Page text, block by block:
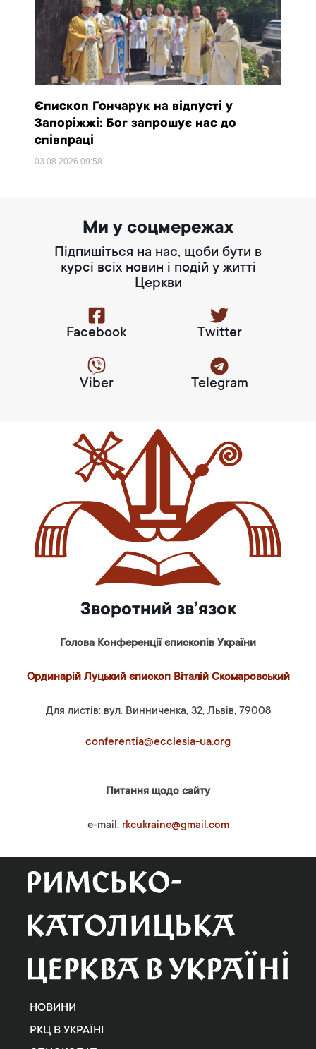
Єпископ Гончарук на відпусті у
Запоріжжі: Бог запрошує нас до
співпраці
03.08.202609:58
Ми у соцмережах
Підпишіться на нас, щоби бути в
курсі всіх новин і подій у житті
Церкви
Facebook Twitter
Viber Telegram
Зворотний зв’язок
Голова Конференції єпископів України
Ординарій Луцький єпископ Віталій Скомаровський
Для листів: вул. Винниченка, 32, Львів, 79008
conferentia@ecclesia-ua.org
Питання щодо сайту
e-mail: rkcukraine@gmail.com
НОВИНИ
РКЦ В УКРАЇНІ